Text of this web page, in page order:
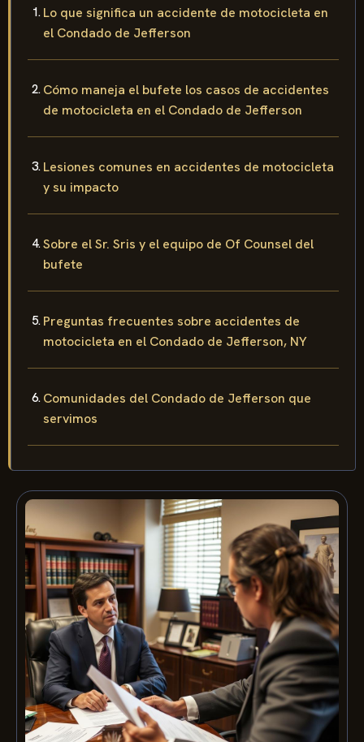
Lo que significa un accidente de motocicleta en
el Condado de Jefferson
Cómo maneja el bufete los casos de accidentes
de motocicleta en el Condado de Jefferson
Lesiones comunes en accidentes de motocicleta
y su impacto
Sobre el Sr. Sris y el equipo de Of Counsel del
bufete
Preguntas frecuentes sobre accidentes de
motocicleta en el Condado de Jefferson, NY
Comunidades del Condado de Jefferson que
servimos